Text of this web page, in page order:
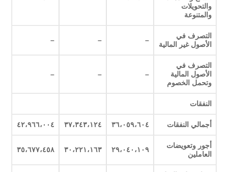
والتحويلات
والمتنوعة
التصرف في
الأصول غير المالية
–
–
–
التصرف في
الأصول المالية
وتحمل الخصوم
–
–
–
النفقات
أجمالي النفقات ٣٦،٠٥٩،٦٠٤ ٣٧،٣٤٣،١٢٤ ٤٢،٩٦٦،٠٠٤
أجور وتعويضات
العاملين
٢٩،٠٤٠،١٠٩ ٣٠،٢٢١،١٦٣ ٣٥،٦٧٧،٤٥٨